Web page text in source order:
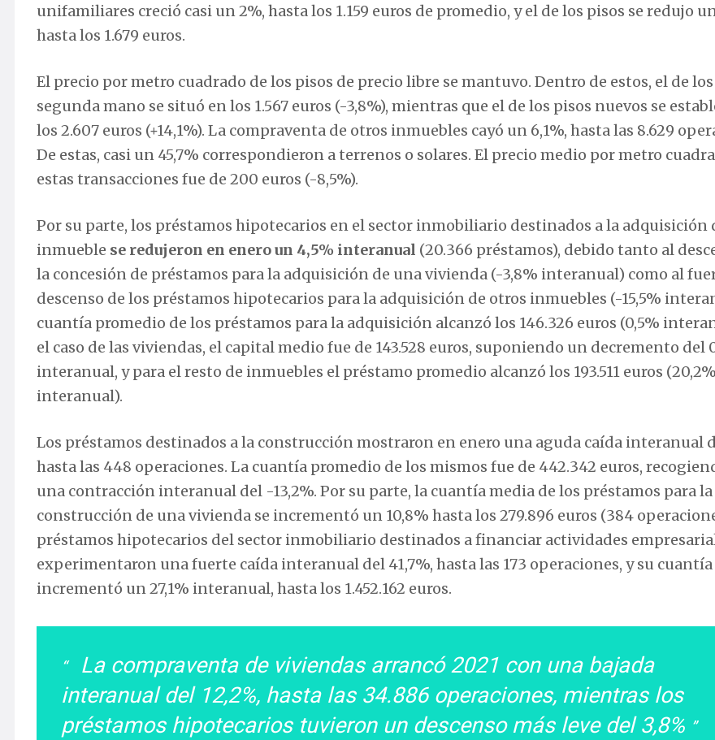
unifamiliares creció casi un 2%, hasta los 1.159 euros de promedio, y el de los pisos se redujo
hasta los 1.679 euros.
El precio por metro cuadrado de los pisos de precio libre se mantuvo. Dentro de estos, el de
segunda mano se situó en los 1.567 euros (-3,8%), mientras que el de los pisos nuevos se
los 2.607 euros (+14,1%). La compraventa de otros inmuebles cayó un 6,1%, hasta las 8.629
De estas, casi un 45,7% correspondieron a terrenos o solares. El precio medio por metro
estas transacciones fue de 200 euros (-8,5%).
Por su parte, los préstamos hipotecarios en el sector inmobiliario destinados a la adquisición
inmueble se redujeron en enero un 4,5% interanual (20.366 préstamos), debido tanto al
la concesión de préstamos para la adquisición de una vivienda (-3,8% interanual) como al
descenso de los préstamos hipotecarios para la adquisición de otros inmuebles (-15,5%
cuantía promedio de los préstamos para la adquisición alcanzó los 146.326 euros (0,5%
el caso de las viviendas, el capital medio fue de 143.528 euros, suponiendo un decremento del
interanual, y para el resto de inmuebles el préstamo promedio alcanzó los 193.511 euros (20,2%
interanual).
Los préstamos destinados a la construcción mostraron en enero una aguda caída interanual
hasta las 448 operaciones. La cuantía promedio de los mismos fue de 442.342 euros,
una contracción interanual del -13,2%. Por su parte, la cuantía media de los préstamos para la
construcción de una vivienda se incrementó un 10,8% hasta los 279.896 euros (384
préstamos hipotecarios del sector inmobiliario destinados a financiar actividades
experimentaron una fuerte caída interanual del 41,7%, hasta las 173 operaciones, y su cuantía
incrementó un 27,1% interanual, hasta los 1.452.162 euros.
La compraventa de viviendas arrancó 2021 con una bajada
interanual del 12,2%, hasta las 34.886 operaciones, mientras los
préstamos hipotecarios tuvieron un descenso más leve del 3,8%